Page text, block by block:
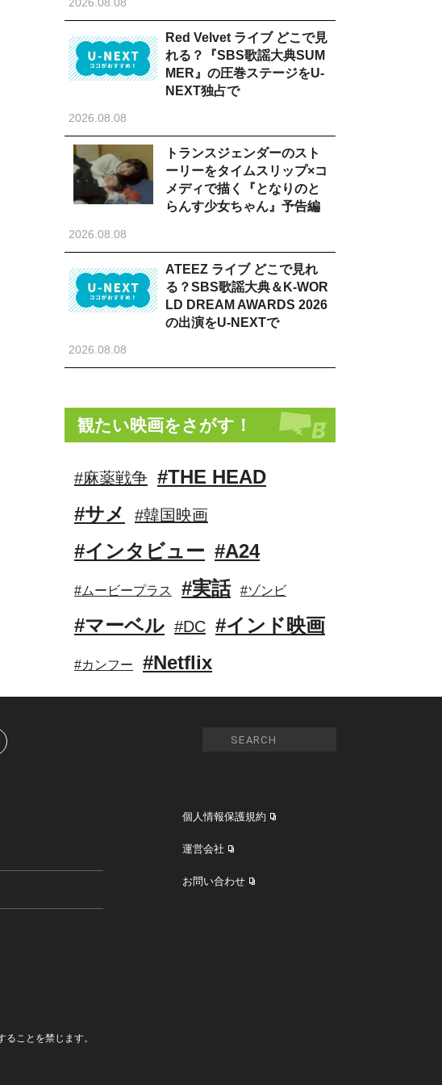
Red Velvet ライブ どこで見
れる？『SBS歌謡大典SUM
MER』の圧巻ステージをU-
NEXT独占で
2026.08.08
トランスジェンダーのスト
ーリーをタイムスリップ×コ
メディで描く『となりのと
らんす少女ちゃん』予告編
2026.08.08
ATEEZ ライブ どこで見れ
る？SBS歌謡大典＆K-WOR
LD DREAM AWARDS 2026
の出演をU-NEXTで
2026.08.08
観たい映画をさがす！
#麻薬戦争 #THE HEAD
#サメ
#韓国映画
#インタビュー #A24
#ムービープラス #実話 #ゾンビ
#マーベル #DC #インド映画
#カンフー #Netflix
個人情報保護規約
運営会社
お問い合わせ
ことを禁じます。